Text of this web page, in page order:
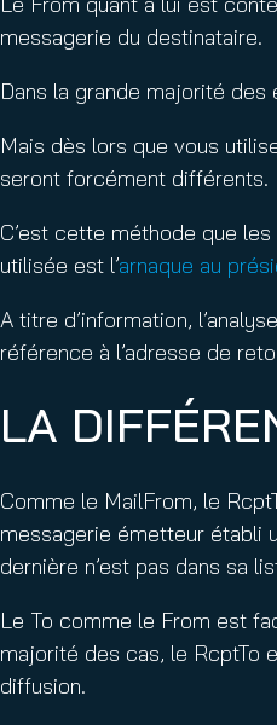
messagerie du destinataire.
Dans la grande majorité
Mais dès lors que vous
seront forcément différents.
C’est cette méthode que
utilisée est l’arnaque au
A titre d’information,
référence à l’adresse de
LA
Comme le MailFrom, le
messagerie émetteur établi
dernière n’est pas dans sa
Le To comme le From est
majorité des cas, le RcptTo
diffusion.